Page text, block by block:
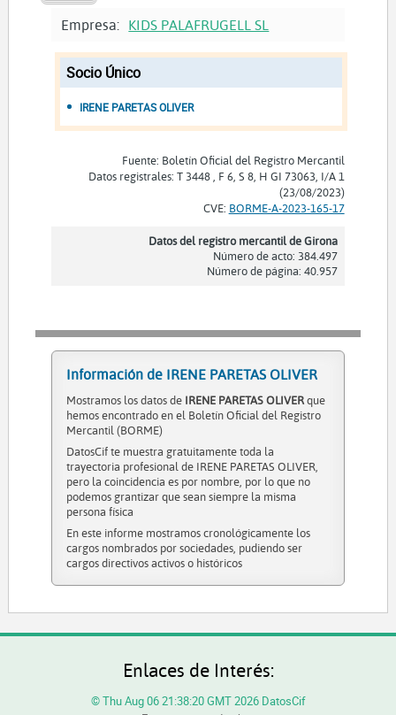
Empresa: KIDS PALAFRUGELL SL
Socio Único
IRENE PARETAS OLIVER
Fuente: Boletín Oficial del Registro Mercantil
Datos registrales: T 3448 , F 6, S 8, H GI 73063, I/A 1
(23/08/2023)
CVE: BORME-A-2023-165-17
Datos del registro mercantil de Girona
Número de acto: 384.497
Número de página: 40.957
Información de IRENE PARETAS OLIVER
Mostramos los datos de IRENE PARETAS OLIVERque
hemos encontrado en el Boletín Oficial del Registro
Mercantil (BORME)
DatosCif te muestra gratuitamente toda la
trayectoria profesional de IRENE PARETAS OLIVER,
pero la coincidencia es por nombre, por lo que no
podemos grantizar que sean siempre la misma
persona física
En este informe mostramos cronológicamente los
cargos nombrados por sociedades, pudiendo ser
cargos directivos activos o históricos
Enlaces de Interés:
© Thu Aug 06 21:38:20 GMT 2026 DatosCif